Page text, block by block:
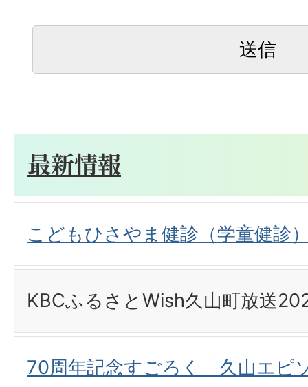
最新情報
こどもひさやま健診（学童健診
KBCふるさとWish久山町放送
70周年記念すごろく「久山エピ